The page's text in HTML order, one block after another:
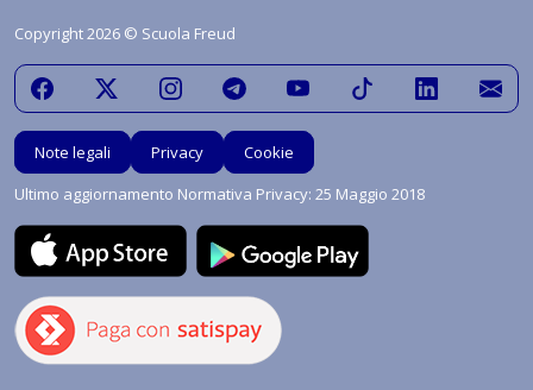
Copyright 2026 © Scuola Freud
Note legali Privacy
Cookie
Ultimo aggiornamento Normativa Privacy: 25 Maggio 2018